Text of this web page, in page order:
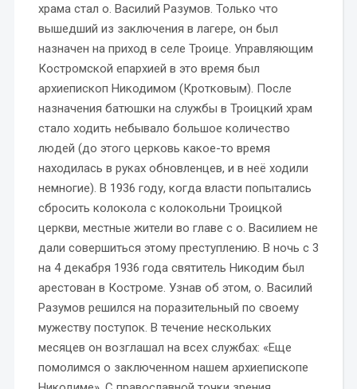
храма стал о. Василий Разумов. Только что
вышедший из заключения в лагере, он был
назначен на приход в селе Троице. Управляющим
Костромской епархией в это время был
архиепископ Никодимом (Кротковым). После
назначения батюшки на службы в Троицкий храм
стало ходить небывало большое количество
людей (до этого церковь какое-то время
находилась в руках обновленцев, и в неё ходили
немногие). В 1936 году, когда власти попытались
сбросить колокола с колокольни Троицкой
церкви, местные жители во главе с о. Василием не
дали совершиться этому преступлению. В ночь с 3
на 4 декабря 1936 года святитель Никодим был
арестован в Костроме. Узнав об этом, о. Василий
Разумов решился на поразительный по своему
мужеству поступок. В течение нескольких
месяцев он возглашал на всех службах: «Еще
помолимся о заключенном нашем архиепископе